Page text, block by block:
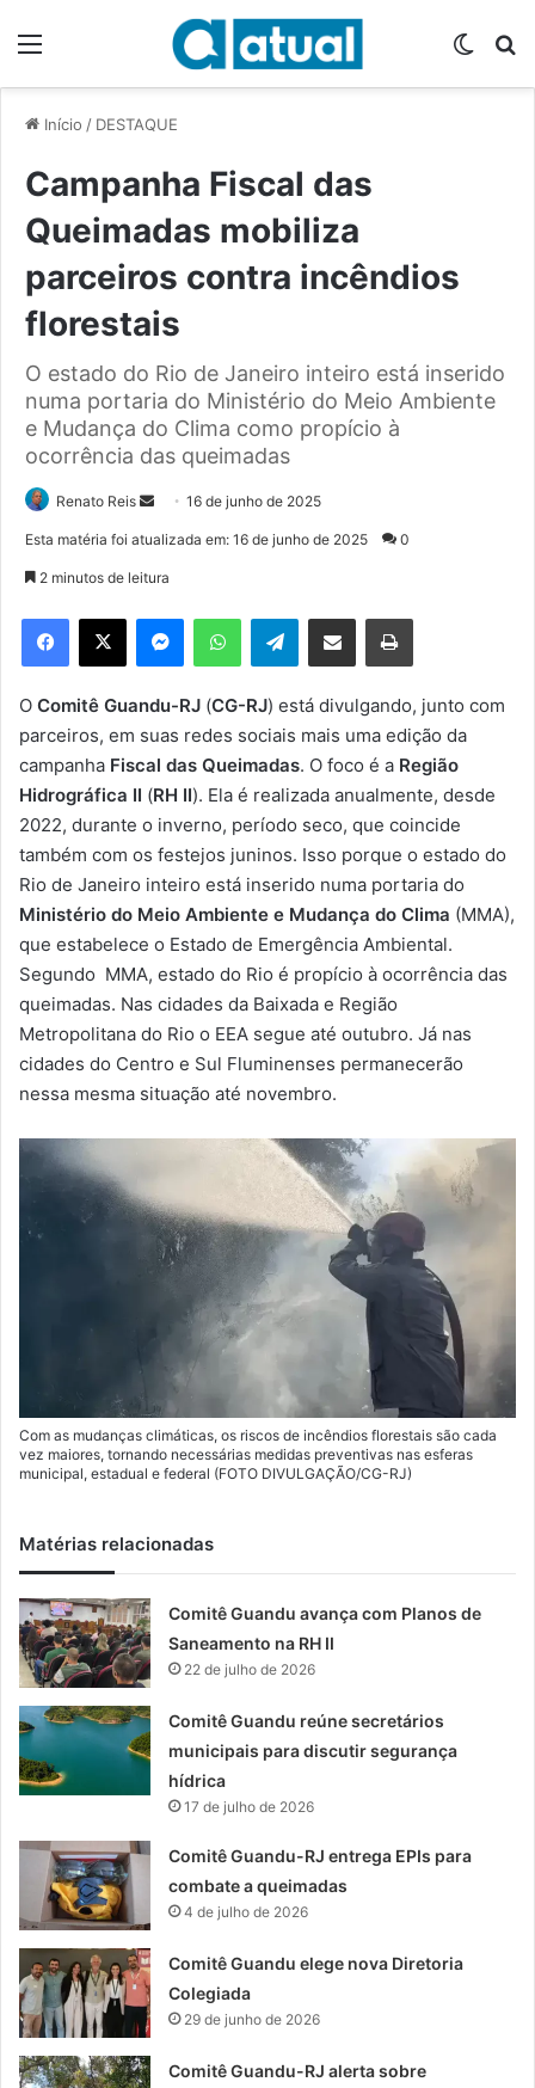
Início / DESTAQUE
Campanha Fiscal das
Queimadas mobiliza
parceiros contra incêndios
florestais
O estado do Rio de Janeiro inteiro está inserido
numa portaria do Ministério do Meio Ambiente
e Mudança do Clima como propício à
ocorrência das queimadas
Renato Reis
d
e
u
m
e
-
m
a
16 de junho de 2025
Esta matéria foi atualizada em: 16 de junho de 2025 0
2 minutos de leitura
Telegram
O Comitê Guandu-RJ (CG-RJ) está divulgando, junto com
parceiros, em suas redes sociais mais uma edição da
campanha Fiscal das Queimadas. O foco é a Região
Hidrográfica II (RH II). Ela é realizada anualmente, desde
2022, durante o inverno, período seco, que coincide
também com os festejos juninos. Isso porque o estado do
Rio de Janeiro inteiro está inserido numa portaria do
Ministério do Meio Ambiente e Mudança do Clima (MMA),
que estabelece o Estado de Emergência Ambiental.
Segundo MMA, estado do Rio é propício à ocorrência das
queimadas. Nas cidades da Baixada e Região
Metropolitana do Rio o EEA segue até outubro. Já nas
cidades do Centro e Sul Fluminenses permanecerão
nessa mesma situação até novembro.
Com as mudanças climáticas, os riscos de incêndios florestais são cada
vez maiores, tornando necessárias medidas preventivas nas esferas
municipal, estadual e federal (FOTO DIVULGAÇÃO/CG-RJ)
Matérias relacionadas
Comitê Guandu avança com Planos de
Saneamento na RH II
22 de julho de 2026
Comitê Guandu reúne secretários
municipais para discutir segurança
hídrica
17 de julho de 2026
Comitê Guandu-RJ entrega EPIs para
combate a queimadas
4 de julho de 2026
Comitê Guandu elege nova Diretoria
Colegiada
29 de junho de 2026
Comitê Guandu-RJ alerta sobre